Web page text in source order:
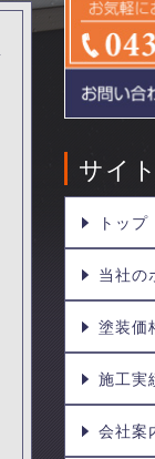
サイ
トップ
当社の
塗装価
施工実
会社案